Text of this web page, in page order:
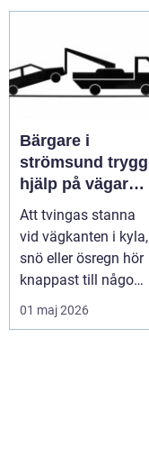
Bärgare i
strömsund trygg
hjälp på vägarna
året runt
Att tvingas stanna
vid vägkanten i kyla,
snö eller ösregn hör
knappast till någon
bilägares
drömscen...
01 maj 2026